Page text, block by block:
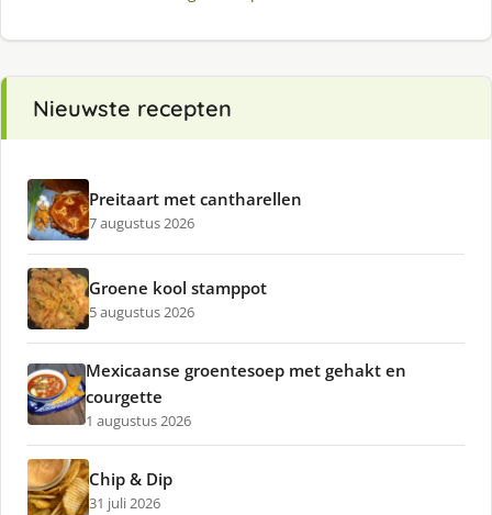
Nieuwste recepten
Preitaart met cantharellen
7 augustus 2026
Groene kool stamppot
5 augustus 2026
Mexicaanse groentesoep met gehakt en
courgette
1 augustus 2026
Chip & Dip
31 juli 2026